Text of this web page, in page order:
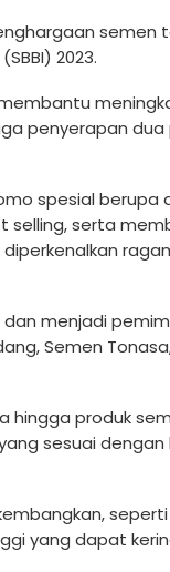
2023.
penyerapan dua
spesial
serta
menjadi
Semen
produk
sesuai
yang dapat